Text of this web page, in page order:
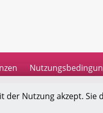
der Nutzung akzept. Sie